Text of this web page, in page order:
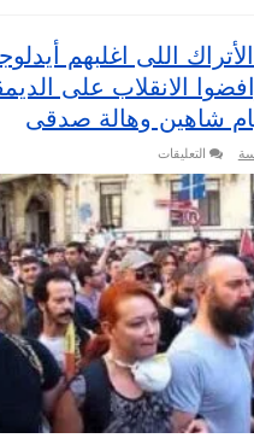
اللى اغلبهم
الانقلاب على
شاهين وهالة صدقى
التعليقات
الفنانين
الأتراك
اغلبهم
أيدلوجيته
علمانية
نزلوا
رافضوا
الانقلاب
على
الديمقراطية
ماعندهمش
الهام
شاهين
وهالة
صدقى
مغلقة